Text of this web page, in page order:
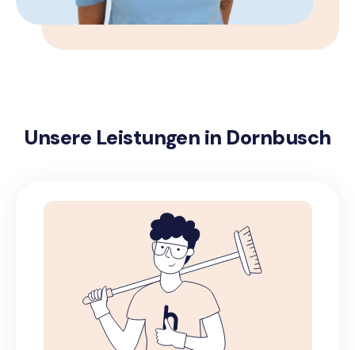
Unsere Leistungen in Dornbusch